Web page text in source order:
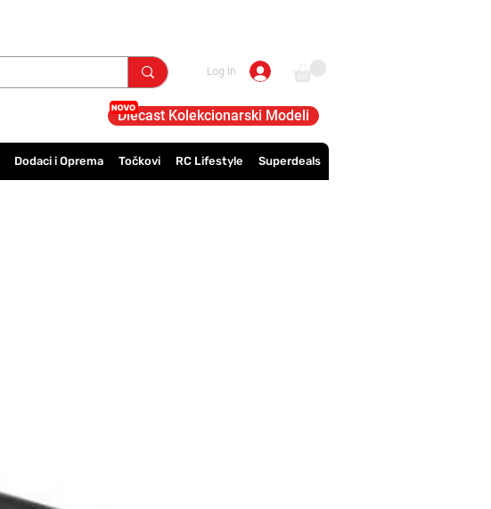
Log In
Diecast Kolekcionarski Modeli
Dodaci i Oprema Točkovi RC Lifestyle Superdeals